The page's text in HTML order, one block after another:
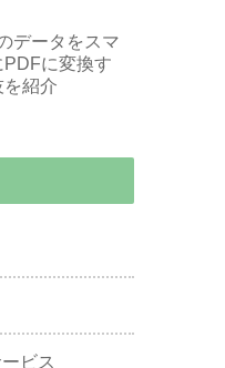
データをスマ
PDFに変換す
を紹介
ビス